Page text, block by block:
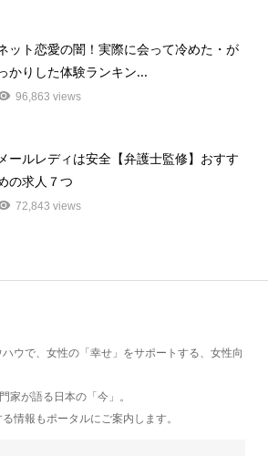
ット恋愛の闇！実際に会って冷めた・が
かりした体験ランキン...
96,863 views
ールレディは安全【弁護士監修】おすす
の求人７つ
72,843 views
ウで、女性の「幸せ」をサポートする、女性向
家が語る日本の「今」。
情報もポータルにご案内します。